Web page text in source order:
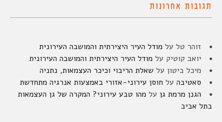
תגובות אחרונות
זוהר טל על מודל העיר היצירתית והמושבה העירונית
יואב קוטיק על מודל העיר היצירתית והמושבה העירונית
מיכל ביטון על שאלת הריבוי וכיכר העצמאות, נתניה
סאטיבה על חוסן עירוני-אזורי באמצעות אנרגיה מתחדשת
הגנן מרמת גן על מהו טבע עירוני? המקרה של גן העצמאות
בתל אביב